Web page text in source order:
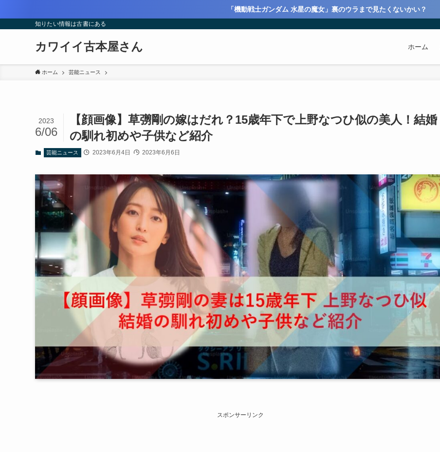
「機動戦士ガンダム 水星の魔女」裏のウラまで見たくないかい？
知りたい情報は古書にある
カワイイ古本屋さん ホーム
ホーム 芸能ニュース
【顔画像】草彅剛の嫁はだれ？15歳年下で上野なつひ似の美人！結婚
の馴れ初めや子供など紹介
2023
6/06
芸能ニュース 2023年6月4日 2023年6月6日
スポンサーリンク